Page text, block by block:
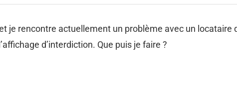
je rencontre actuellement un problème avec un
d’interdiction. Que puis je faire ?